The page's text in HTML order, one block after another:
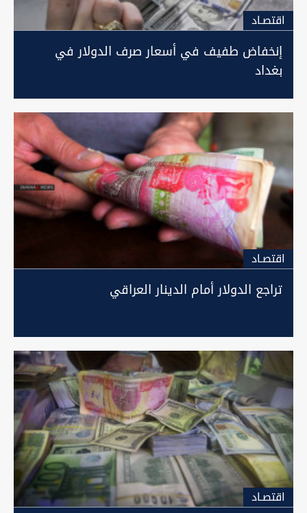
اقتصـاد
إنخفاض طفيف في أسعار صرف الدولار في
بغداد
اقتصـاد
تراجع الدولار أمام الدينار العراقي
اقتصـاد